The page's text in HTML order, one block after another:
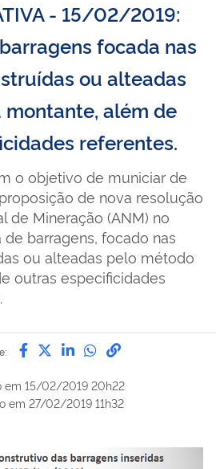
- 15/02/2019:
focada nas
ou alteadas
além de
referentes.
o objetivo de municiar de
de nova resolução
de Mineração (ANM) no
barragens, focado nas
ou alteadas pelo método
outras especificidades
Compartilhe por Facebook
Compartilhe por Twitter
Compartilhe por
Compartilhe
link para
em 15/02/2019 20h22
em 27/02/2019 11h32